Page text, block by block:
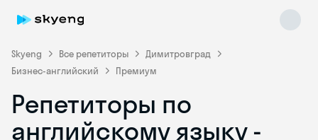
Skyeng Все репетиторы
Димитровград
Бизнес-английский
Премиум
Репетиторы по
английскому языку -